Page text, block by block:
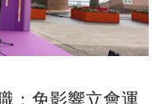
：免影響立會運